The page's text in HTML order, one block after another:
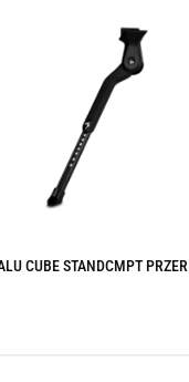
CUBE STANDCMPT PRZER